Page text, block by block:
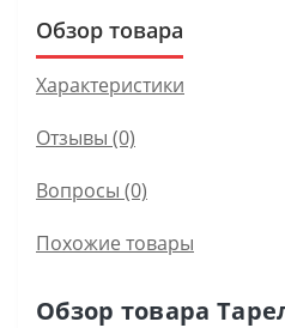
Обзор товара
Характеристики
Отзывы (0)
Вопросы (0)
Похожие товары
Обзор товара